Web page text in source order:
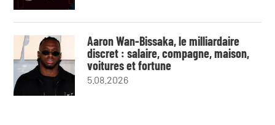
Aaron Wan-Bissaka, le milliardaire
discret : salaire, compagne, maison,
voitures et fortune
5.08.2026